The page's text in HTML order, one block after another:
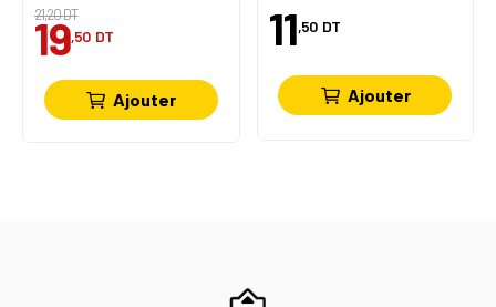
21,20 DT
19,50 DT
Ajouter
11,50 DT
Ajouter